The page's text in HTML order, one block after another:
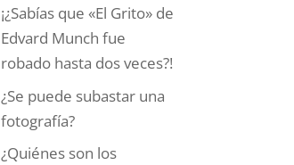
¡¿Sabías que «El Grito» de
Edvard Munch fue
robado hasta dos veces?!
¿Se puede subastar una
fotografía?
¿Quiénes son los